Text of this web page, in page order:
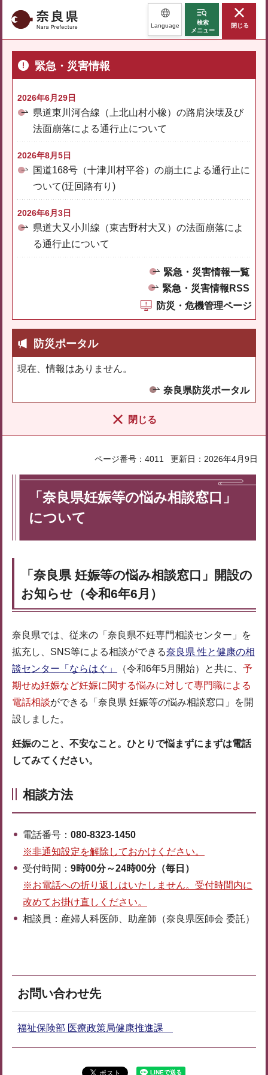
奈良県 Language
検索
メニュー
閉じる
緊急・災害情報
2026年6月29日
県道東川河合線（上北山村小橡）の路肩決壊及び
法面崩落による通行止について
2026年8月5日
国道168号（十津川村平谷）の崩土による通行止に
ついて(迂回路有り)
2026年6月3日
県道大又小川線（東吉野村大又）の法面崩落によ
る通行止について
緊急・災害情報一覧
緊急・災害情報RSS
防災・危機管理ページ
防災ポータル
現在、情報はありません。
奈良県防災ポータル
閉じる
ページ番号：4011 更新日：2026年4月9日
「奈良県妊娠等の悩み相談窓口」
について
「奈良県 妊娠等の悩み相談窓口」開設の
お知らせ（令和6年6月）
奈良県では、従来の「奈良県不妊専門相談センター」を
拡充し、SNS等による相談ができる奈良県 性と健康の相
談センター「ならはぐ」
（令和6年5月開始）と共に、 予
期せぬ妊娠など妊娠に関する悩みに対して専門職による
電話相談ができる「奈良県 妊娠等の悩み相談窓口」を開
設しました。
妊娠のこと、不安なこと。ひとりで悩まずにまずは電話
してみてください。
相談方法
電話番号： 080-8323-1450
※非通知設定を解除しておかけください。
受付時間： 9時00分～24時00分（毎日）
※お電話への折り返しはいたしません。受付時間内に
改めてお掛け直しください。
相談員：産婦人科医師、助産師（奈良県医師会 委託）
お問い合わせ先
福祉保険部 医療政策局健康推進課